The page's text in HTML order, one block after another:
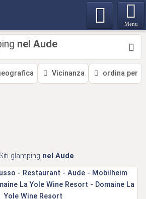
Menu
nel Aude
Vicinanza ordina per
glamping nel Aude